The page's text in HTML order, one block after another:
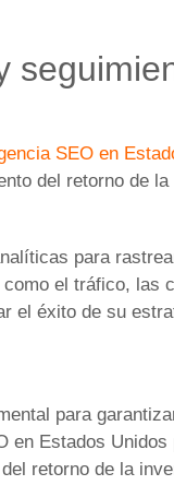
SEO en
del retorno de
para
el tráfico, las
el éxito de su
para
en Estados
retorno de la